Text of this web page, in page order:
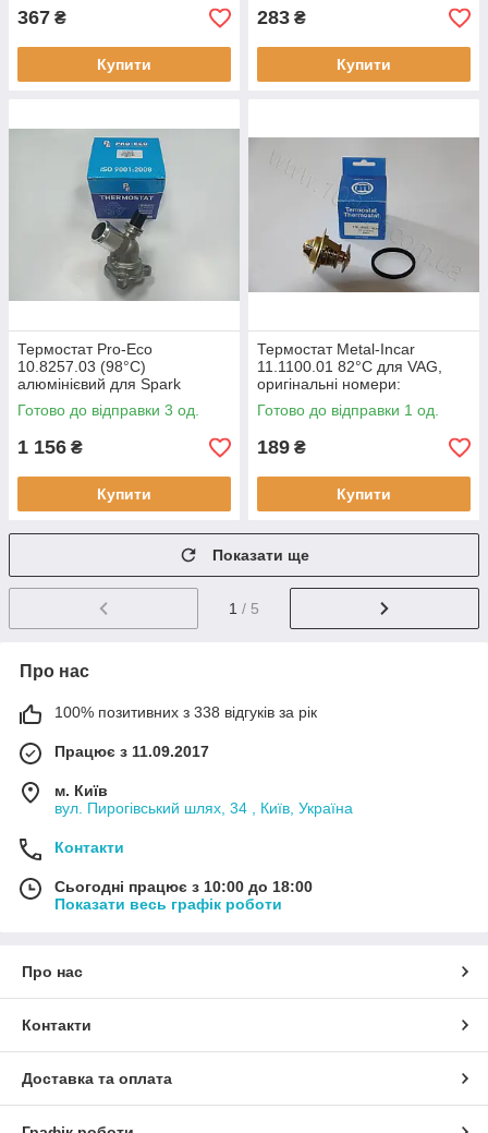
367 ₴
Купити
283 ₴
Купити
Термостат Pro-Eco
10.8257.03 (98°C)
алюмінієвий для Spark
оригінальні номери:
96988257
Готово до відправки 3 од.
1 156 ₴
Купити
Термостат Metal-Incar
11.1100.01 82°C для VAG,
оригінальні номери:
30121113,
Готово до відправки 1 од.
189 ₴
Купити
Показати ще
1 / 5
Про нас
100% позитивних з 338 відгуків за рік
Працює з 11.09.2017
м. Київ
вул. Пирогівський шлях, 34 , Київ, Україна
Контакти
Сьогодні працює з 10:00 до 18:00
Показати весь графік роботи
Про нас
Контакти
Доставка та оплата